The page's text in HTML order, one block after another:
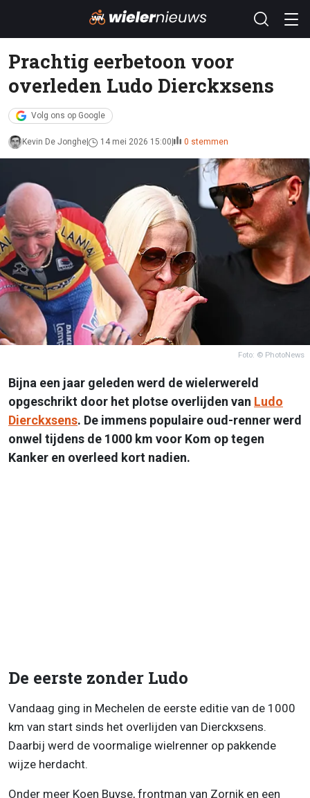
Prachtig eerbetoon voor
overleden Ludo Dierckxsens
Volg ons op Google
Kevin De Jonghe 14 mei 2026 15:00 0 stemmen
Foto: © PhotoNews
Bijna een jaar geleden werd de wielerwereld
opgeschrikt door het plotse overlijden van Ludo
Dierckxsens. De immens populaire oud-renner werd
onwel tijdens de 1000 km voor Kom op tegen
Kanker en overleed kort nadien.
De eerste zonder Ludo
Vandaag ging in Mechelen de eerste editie van de 1000
km van start sinds het overlijden van Dierckxsens.
Daarbij werd de voormalige wielrenner op pakkende
wijze herdacht.
Onder meer Koen Buyse, frontman van Zornik en een